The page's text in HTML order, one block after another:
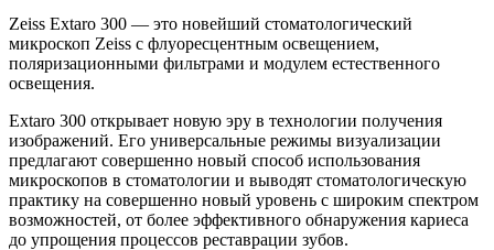
Zeiss Extaro 300 — это новейший стоматологический
микроскоп Zeiss с флуоресцентным освещением,
поляризационными фильтрами и модулем естественного
освещения.
Extaro 300 открывает новую эру в технологии получения
изображений. Его универсальные режимы визуализации
предлагают совершенно новый способ использования
микроскопов в стоматологии и выводят стоматологическую
практику на совершенно новый уровень с широким спектром
возможностей, от более эффективного обнаружения кариеса
до упрощения процессов реставрации зубов.